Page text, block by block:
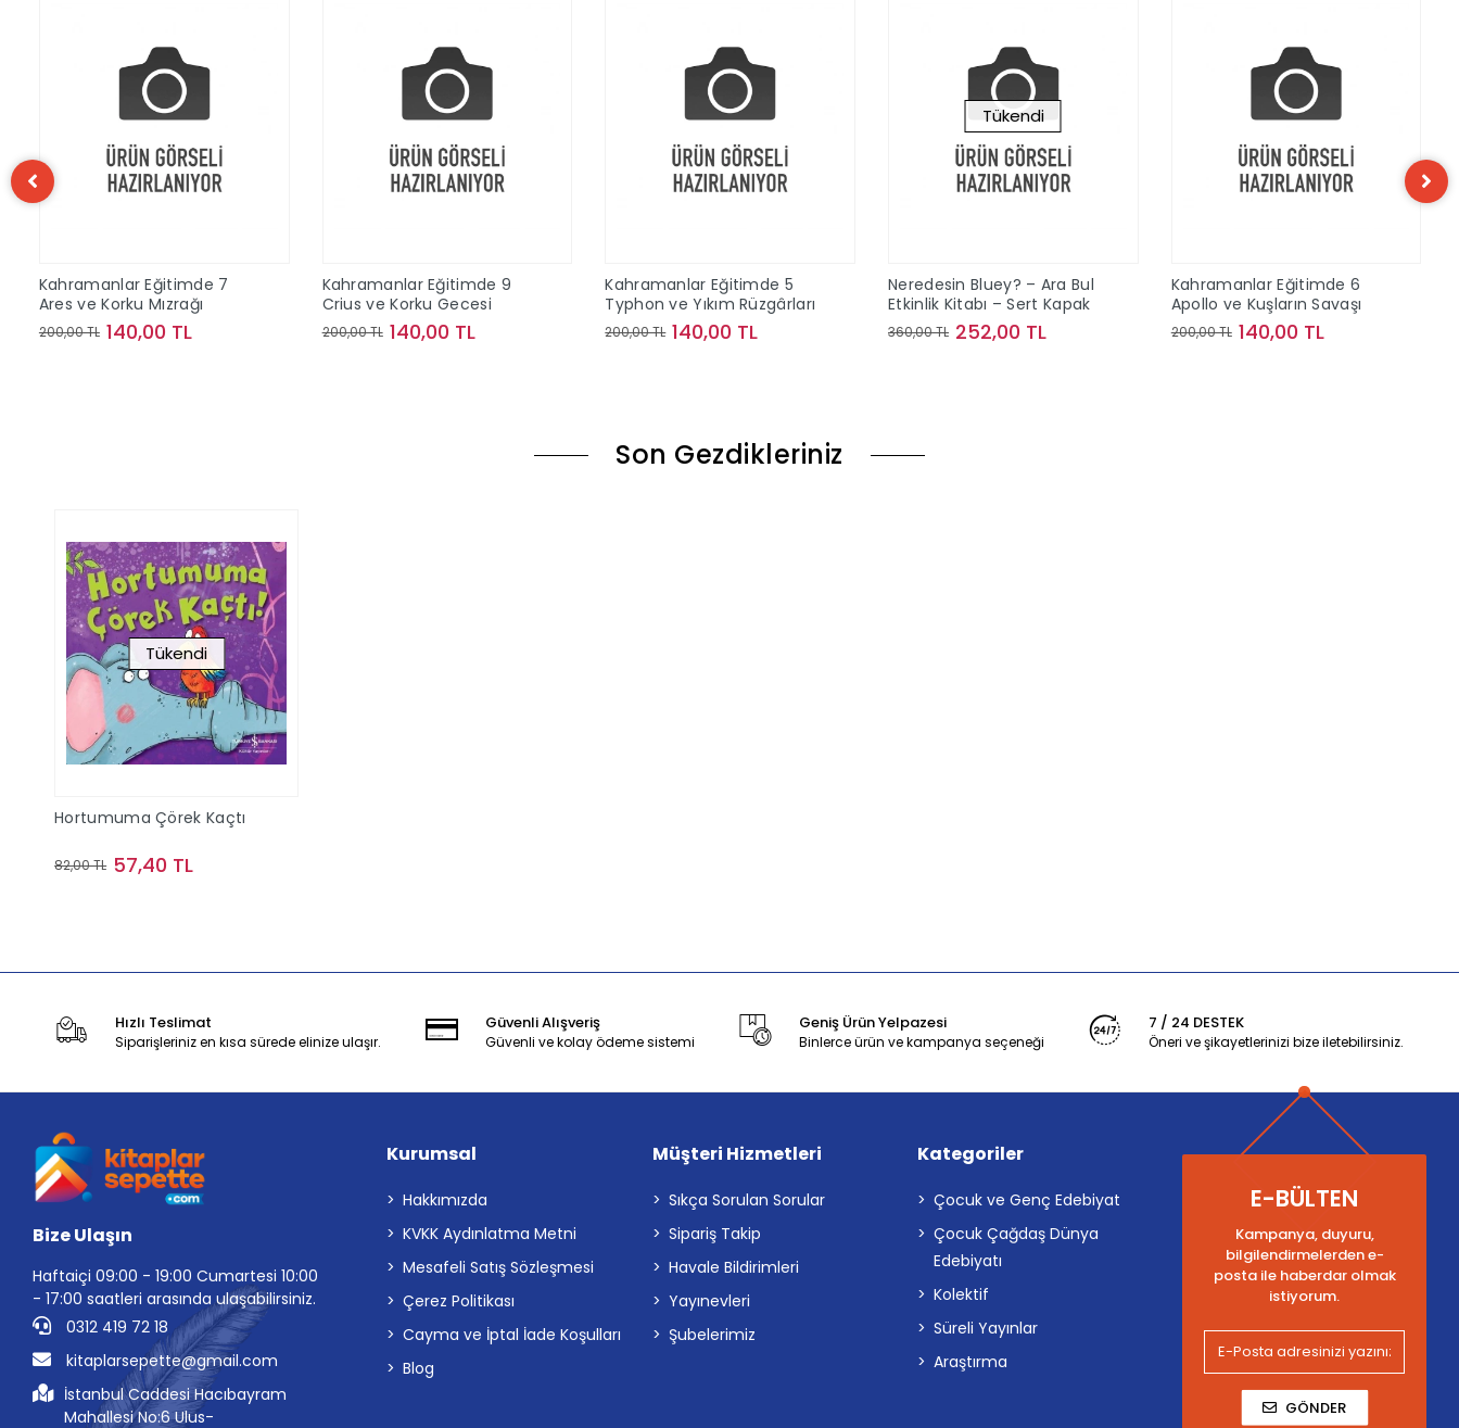
Kahramanlar Eğitimde 7
Ares ve Korku Mızrağı
200,00 TL 140,00 TL
Kahramanlar Eğitimde 9
Crius ve Korku Gecesi
200,00 TL 140,00 TL
Kahramanlar Eğitimde 5
Typhon ve Yıkım Rüzgârları
200,00 TL 140,00 TL
Tükendi
Neredesin Bluey? – Ara Bul
Etkinlik Kitabı – Sert Kapak
360,00 TL 252,00 TL
Kahramanlar Eğitimde 6
Apollo ve Kuşların Savaşı
200,00 TL 140,00 TL
Son Gezdikleriniz
Tükendi
Hortumuma Çörek Kaçtı
82,00 TL 57,40 TL
Hızlı Teslimat
Siparişleriniz en kısa sürede elinize ulaşır.
Güvenli Alışveriş
Güvenli ve kolay ödeme sistemi
Geniş Ürün Yelpazesi
Binlerce ürün ve kampanya seçeneği
7 / 24 DESTEK
Öneri ve şikayetlerinizi bize iletebilirsiniz.
Bize Ulaşın
Haftaiçi 09:00 - 19:00 Cumartesi 10:00
- 17:00 saatleri arasında ulaşabilirsiniz.
0312 419 72 18
kitaplarsepette@gmail.com
İstanbul Caddesi Hacıbayram
Mahallesi No:6 Ulus-
Kurumsal
Hakkımızda
KVKK Aydınlatma Metni
Mesafeli Satış Sözleşmesi
Çerez Politikası
Cayma ve İptal İade Koşulları
Blog
Müşteri Hizmetleri
Sıkça Sorulan Sorular
Sipariş Takip
Havale Bildirimleri
Yayınevleri
Şubelerimiz
Kategoriler
Çocuk ve Genç Edebiyat
Çocuk Çağdaş Dünya
Edebiyatı
Kolektif
Süreli Yayınlar
Araştırma
E-BÜLTEN
Kampanya, duyuru,
bilgilendirmelerden e-
posta ile haberdar olmak
istiyorum.
GÖNDER